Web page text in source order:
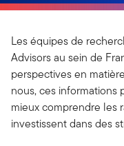
Les équipes de
Advisors au sein de
perspectives en
nous, ces informations
mieux comprendre les
investissent dans des